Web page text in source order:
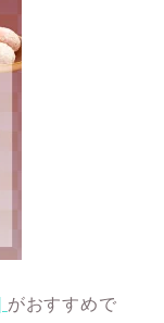
がおすすめで